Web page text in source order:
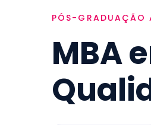
PÓS-GRADUAÇÃO
MBA